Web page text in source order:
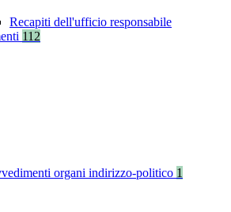
Recapiti dell'ufficio responsabile
112
organi indirizzo-politico 1